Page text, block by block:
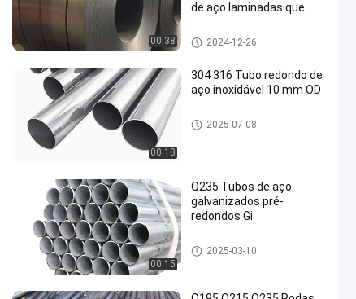
00:38
de aço laminadas que
Bobina de aço carbono
2024-12-26
00:18
304 316 Tubo redondo de
aço inoxidável 10 mm OD
Tubos de aço carbono
2025-07-08
00:15
Q235 Tubos de aço
galvanizados pré-
redondos Gi
Tubo galvanizado da tubulaçã
o de aço
2025-03-10